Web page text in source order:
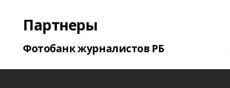
Партнеры
Фотобанк журналистов РБ